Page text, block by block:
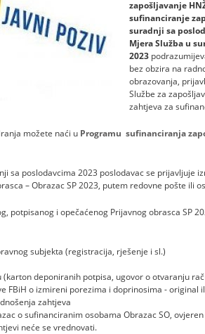
zapošljavanje
sufinanciranje
suradnji sa
Mjera Služba u
2023
bez obzira na
obrazovanja,
Službe za
zahtjeva za
možete naći u Programu sufinanciranja
sa poslodavcima 2023 poslodavac se prijavljuje
– Obrazac SP 2023, putem redovne pošte ili
potpisanog i opečaćenog Prijavnog obrasca SP
subjekta (registracija, rješenje i sl.)
(karton deponiranih potpisa, ugovor o otvaranju
FBiH o izmireni porezima i doprinosima - original
zahtjeva
o sufinanciranim osobama Obrazac SO,
neće se vrednovati.